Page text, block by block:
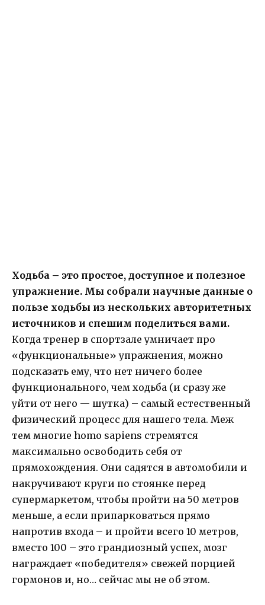
Ходьба – это простое, доступное и полезное
упражнение. Мы собрали научные данные о
пользе ходьбы из нескольких авторитетных
источников и спешим поделиться вами.
Когда тренер в спортзале умничает про
«функциональные» упражнения, можно
подсказать ему, что нет ничего более
функционального, чем ходьба (и сразу же
уйти от него — шутка) – самый естественный
физический процесс для нашего тела. Меж
тем многие homo sapiens стремятся
максимально освободить себя от
прямохождения. Они садятся в автомобили и
накручивают круги по стоянке перед
супермаркетом, чтобы пройти на 50 метров
меньше, а если припарковаться прямо
напротив входа – и пройти всего 10 метров,
вместо 100 – это грандиозный успех, мозг
награждает «победителя» свежей порцией
гормонов и, но… сейчас мы не об этом.